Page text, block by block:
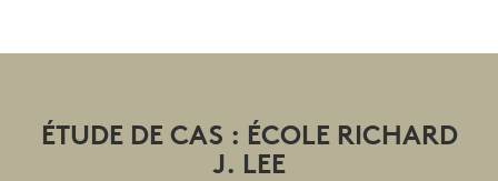
ÉTUDE DE CAS : ÉCOLE RICHARD
J. LEE